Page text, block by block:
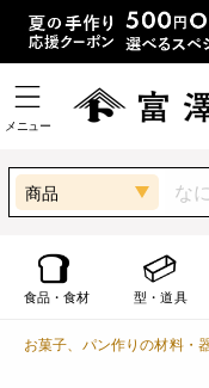
メニュー
商品
食品・食材 型・道具
お菓子、パン作りの材料・